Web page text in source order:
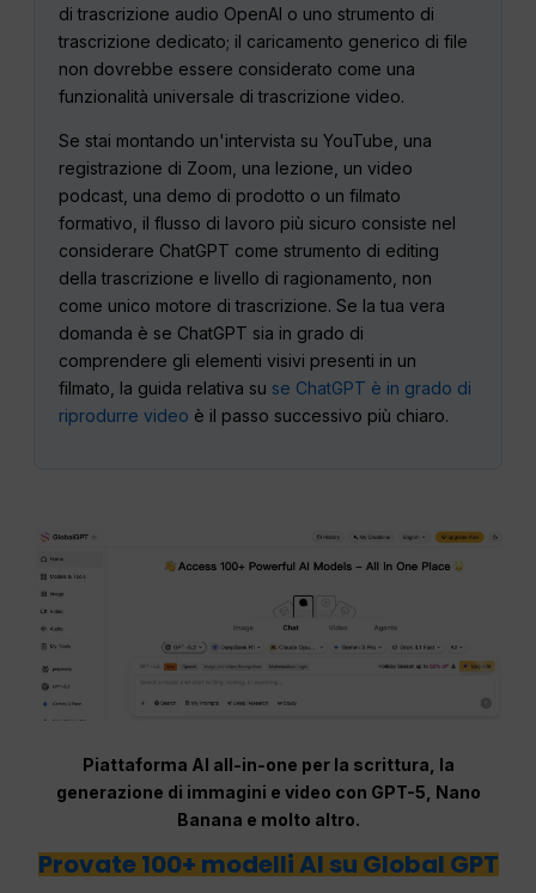
di trascrizione audio OpenAI o uno strumento di
trascrizione dedicato; il caricamento generico di file
non dovrebbe essere considerato come una
funzionalità universale di trascrizione video.
Se stai montando un'intervista su YouTube, una
registrazione di Zoom, una lezione, un video
podcast, una demo di prodotto o un filmato
formativo, il flusso di lavoro più sicuro consiste nel
considerare ChatGPT come strumento di editing
della trascrizione e livello di ragionamento, non
come unico motore di trascrizione. Se la tua vera
domanda è se ChatGPT sia in grado di
comprendere gli elementi visivi presenti in un
filmato, la guida relativa su se ChatGPT è in grado di
riprodurre video è il passo successivo più chiaro.
Piattaforma AI all-in-one per la scrittura, la
generazione di immagini e video con GPT-5, Nano
Banana e molto altro.
Provate 100+ modelli AI su Global GPT